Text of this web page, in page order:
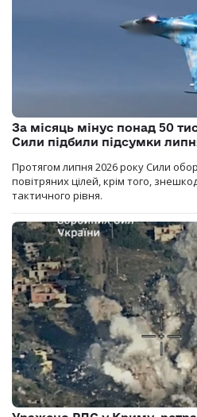
За місяць мінус понад 50
Сили підбили підсумки
Протягом липня 2026 року Cили
повітряних цілей, крім того,
тактичного рівня.